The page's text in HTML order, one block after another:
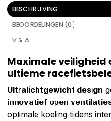
BESCHRIJVING
BEOORDELINGEN (0)
V & A
Maximale veiligheid
ultieme
Ultralichtgewicht design
innovatief open
optimale koeling tijdens